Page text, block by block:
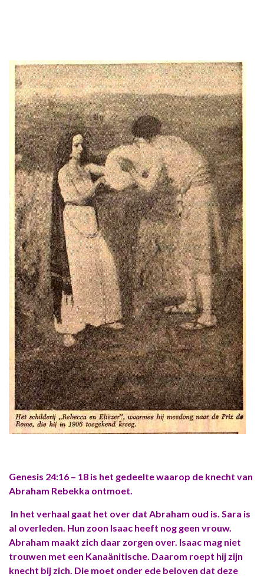
Genesis 24:16 – 18 is het gedeelte waarop de knecht van
Abraham Rebekka ontmoet.
In het verhaal gaat het over dat Abraham oud is. Sara is
al overleden. Hun zoon Isaac heeft nog geen vrouw.
Abraham maakt zich daar zorgen over. Isaac mag niet
trouwen met een Kanaänitische. Daarom roept hij zijn
knecht bij zich. Die moet onder ede beloven dat deze